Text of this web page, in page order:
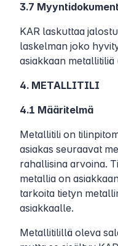
3.7
KAR laskuttaa
laskelman joko
asiakkaan metallitiliä
4. METALLITILI
4.1 Määritelmä
Metallitili on
asiakas seuraavat
rahallisina arvoina.
metallia on
tarkoita tietyn
asiakkaalle.
Metallitilillä oleva